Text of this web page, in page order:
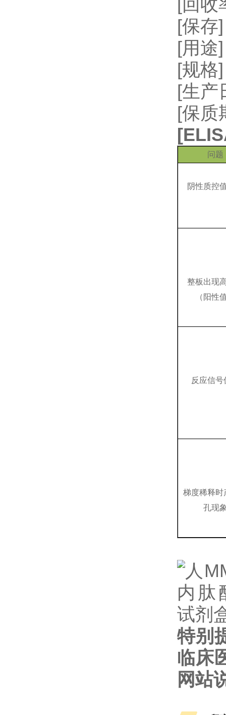
[回收
[保存
[用途
[规格
[生产
[保
[
问题
阴性质控
整板出现
（阳性
反应信号
梯度稀释时
孔现
特别
临床
网站